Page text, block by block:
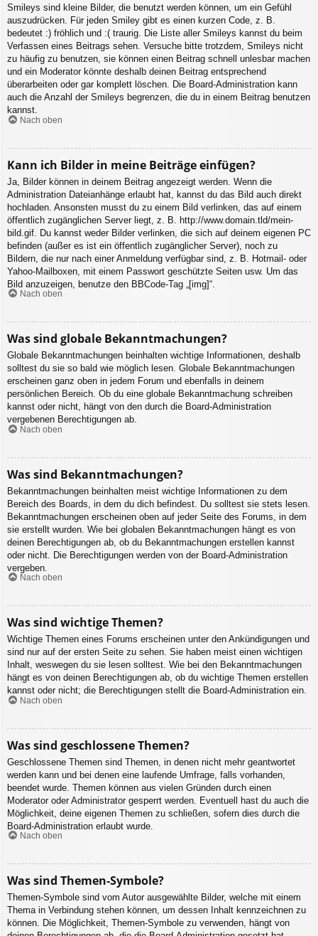
Smileys sind kleine Bilder, die benutzt werden können, um ein Gefühl
auszudrücken. Für jeden Smiley gibt es einen kurzen Code, z. B.
bedeutet :) fröhlich und :( traurig. Die Liste aller Smileys kannst du beim
Verfassen eines Beitrags sehen. Versuche bitte trotzdem, Smileys nicht
zu häufig zu benutzen, sie können einen Beitrag schnell unlesbar machen
und ein Moderator könnte deshalb deinen Beitrag entsprechend
überarbeiten oder gar komplett löschen. Die Board-Administration kann
auch die Anzahl der Smileys begrenzen, die du in einem Beitrag benutzen
kannst.
Nach oben
Kann ich Bilder in meine Beiträge einfügen?
Ja, Bilder können in deinem Beitrag angezeigt werden. Wenn die
Administration Dateianhänge erlaubt hat, kannst du das Bild auch direkt
hochladen. Ansonsten musst du zu einem Bild verlinken, das auf einem
öffentlich zugänglichen Server liegt, z. B. http://www.domain.tld/mein-
bild.gif. Du kannst weder Bilder verlinken, die sich auf deinem eigenen PC
befinden (außer es ist ein öffentlich zugänglicher Server), noch zu
Bildern, die nur nach einer Anmeldung verfügbar sind, z. B. Hotmail- oder
Yahoo-Mailboxen, mit einem Passwort geschützte Seiten usw. Um das
Bild anzuzeigen, benutze den BBCode-Tag „[img]“.
Nach oben
Was sind globale Bekanntmachungen?
Globale Bekanntmachungen beinhalten wichtige Informationen, deshalb
solltest du sie so bald wie möglich lesen. Globale Bekanntmachungen
erscheinen ganz oben in jedem Forum und ebenfalls in deinem
persönlichen Bereich. Ob du eine globale Bekanntmachung schreiben
kannst oder nicht, hängt von den durch die Board-Administration
vergebenen Berechtigungen ab.
Nach oben
Was sind Bekanntmachungen?
Bekanntmachungen beinhalten meist wichtige Informationen zu dem
Bereich des Boards, in dem du dich befindest. Du solltest sie stets lesen.
Bekanntmachungen erscheinen oben auf jeder Seite des Forums, in dem
sie erstellt wurden. Wie bei globalen Bekanntmachungen hängt es von
deinen Berechtigungen ab, ob du Bekanntmachungen erstellen kannst
oder nicht. Die Berechtigungen werden von der Board-Administration
vergeben.
Nach oben
Was sind wichtige Themen?
Wichtige Themen eines Forums erscheinen unter den Ankündigungen und
sind nur auf der ersten Seite zu sehen. Sie haben meist einen wichtigen
Inhalt, weswegen du sie lesen solltest. Wie bei den Bekanntmachungen
hängt es von deinen Berechtigungen ab, ob du wichtige Themen erstellen
kannst oder nicht; die Berechtigungen stellt die Board-Administration ein.
Nach oben
Was sind geschlossene Themen?
Geschlossene Themen sind Themen, in denen nicht mehr geantwortet
werden kann und bei denen eine laufende Umfrage, falls vorhanden,
beendet wurde. Themen können aus vielen Gründen durch einen
Moderator oder Administrator gesperrt werden. Eventuell hast du auch die
Möglichkeit, deine eigenen Themen zu schließen, sofern dies durch die
Board-Administration erlaubt wurde.
Nach oben
Was sind Themen-Symbole?
Themen-Symbole sind vom Autor ausgewählte Bilder, welche mit einem
Thema in Verbindung stehen können, um dessen Inhalt kennzeichnen zu
können. Die Möglichkeit, Themen-Symbole zu verwenden, hängt von